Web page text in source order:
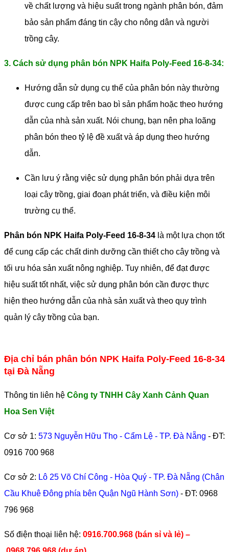
về chất lượng và hiệu suất trong ngành phân bón, đảm
bảo sản phẩm đáng tin cậy cho nông dân và người
trồng cây.
3. Cách sử dụng phân bón NPK Haifa Poly-Feed 16-8-34:
Hướng dẫn sử dụng cụ thể của phân bón này thường
được cung cấp trên bao bì sản phẩm hoặc theo hướng
dẫn của nhà sản xuất. Nói chung, bạn nên pha loãng
phân bón theo tỷ lệ đề xuất và áp dụng theo hướng
dẫn.
Cần lưu ý rằng việc sử dụng phân bón phải dựa trên
loại cây trồng, giai đoạn phát triển, và điều kiện môi
trường cụ thể.
Phân bón NPK Haifa Poly-Feed 16-8-34 là một lựa chọn tốt
để cung cấp các chất dinh dưỡng cần thiết cho cây trồng và
tối ưu hóa sản xuất nông nghiệp. Tuy nhiên, để đạt được
hiệu suất tốt nhất, việc sử dụng phân bón cần được thực
hiện theo hướng dẫn của nhà sản xuất và theo quy trình
quản lý cây trồng của bạn.
Địa chỉ bán phân bón NPK Haifa Poly-Feed 16-8-34
tại Đà Nẵng
Thông tin liên hệ Công ty TNHH Cây Xanh Cảnh Quan
Hoa Sen Việt
Cơ sở 1: 573 Nguyễn Hữu Thọ - Cẩm Lệ - TP. Đà Nẵng - ĐT:
0916 700 968
Cơ sở 2: Lô 25 Võ Chí Công - Hòa Quý - TP. Đà Nẵng (Chân
Cầu Khuê Đông phía bên Quận Ngũ Hành Sơn) - ĐT: 0968
796 968
​Số điện thoại liên hệ: 0916.700.968 (bán sỉ và lẻ) –